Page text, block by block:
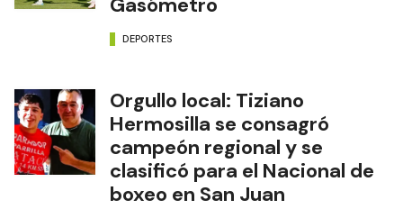
DEPORTES
Orgullo local: Tiziano
Hermosilla se consagró
campeón regional y se
clasificó para el Nacional de
boxeo en San Juan